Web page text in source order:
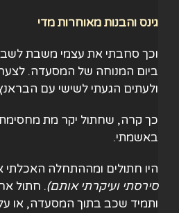
גינס והבנות מאוחרות מדי
וכך סחבתי את עצמי משבת
ביום המנוחה של המסעדה.
ולעתים הגעתי לשישי עם
כך קרה, שחתול יקר מת
באשמתי.
היו חתולים ומההתחלה
סירסתי ועיקרתי אותם). חתול
ותמיד שכב בתוך המסעדה, או